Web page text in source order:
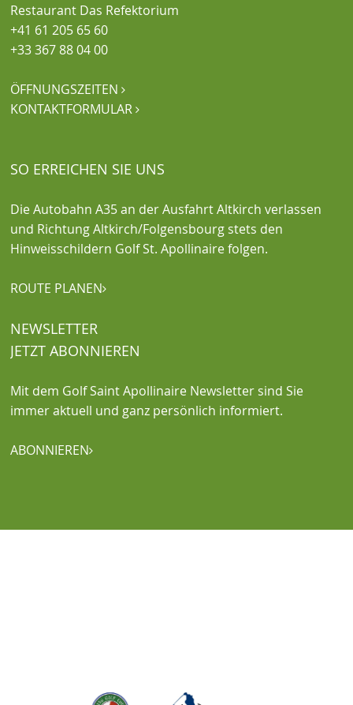
Restaurant Das Refektorium
+41 61 205 65 60
+33 367 88 04 00
ÖFFNUNGSZEITEN
KONTAKTFORMULAR
SO ERREICHEN SIE UNS
Die Autobahn A35 an der Ausfahrt Altkirch verlassen
und Richtung Altkirch/Folgensbourg stets den
Hinweisschildern Golf St. Apollinaire folgen.
ROUTE PLANEN
NEWSLETTER
JETZT ABONNIEREN
Mit dem Golf Saint Apollinaire Newsletter sind Sie
immer aktuell und ganz persönlich informiert.
ABONNIEREN